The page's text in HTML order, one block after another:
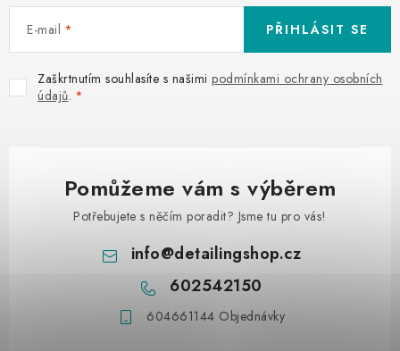
u
E-mail
Zaškrtnutím souhlasíte s našimi podmínkami ochrany osobních
údajů.
PŘIHLÁSIT SE
Pomůžeme vám s výběrem
Potřebujete s něčím poradit? Jsme tu pro vás!
info@detailingshop.cz
602542150
604661144 Objednávky